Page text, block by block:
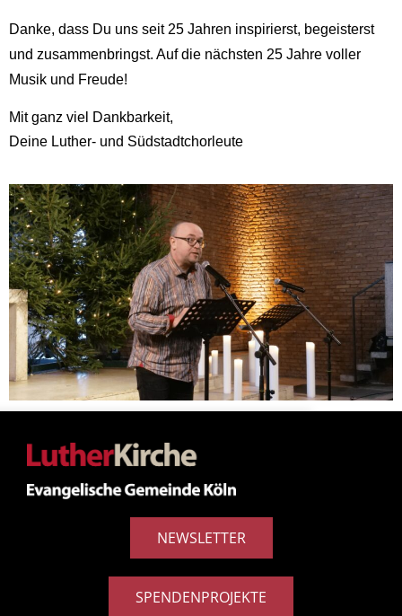
Danke, dass Du uns seit 25 Jahren inspirierst, begeisterst
und zusammenbringst. Auf die nächsten 25 Jahre voller
Musik und Freude!
Mit ganz viel Dankbarkeit,
Deine Luther- und Südstadtchorleute
NEWSLETTER
SPENDENPROJEKTE